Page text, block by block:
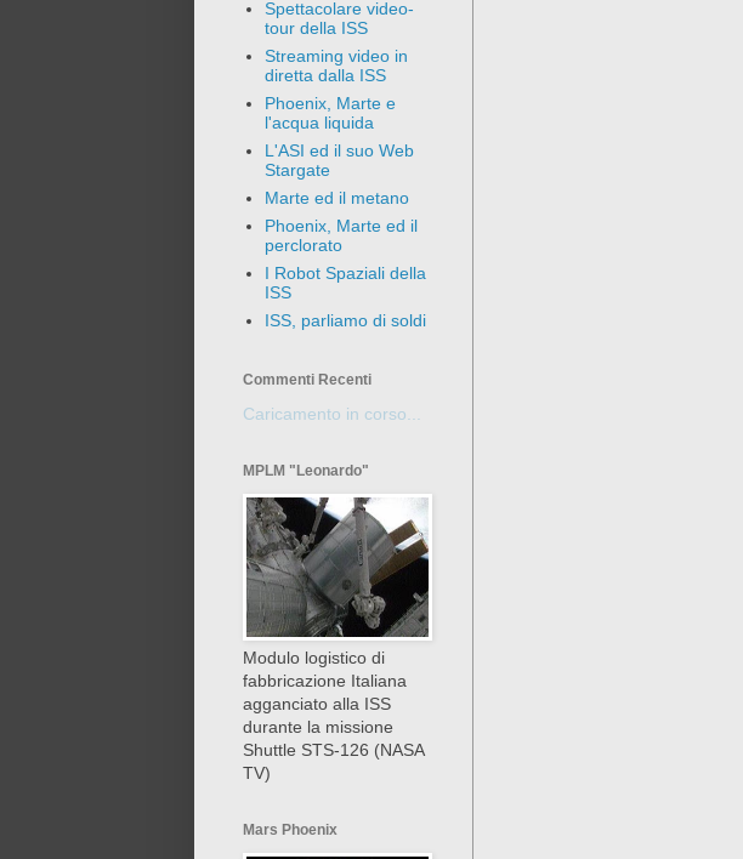
Spettacolare video-
tour della ISS
Streaming video in
diretta dalla ISS
Phoenix, Marte e
l'acqua liquida
L'ASI ed il suo Web
Stargate
Marte ed il metano
Phoenix, Marte ed il
perclorato
I Robot Spaziali della
ISS
ISS, parliamo di soldi
Commenti Recenti
Caricamento in corso...
MPLM "Leonardo"
Modulo logistico di
fabbricazione Italiana
agganciato alla ISS
durante la missione
Shuttle STS-126 (NASA
TV)
Mars Phoenix